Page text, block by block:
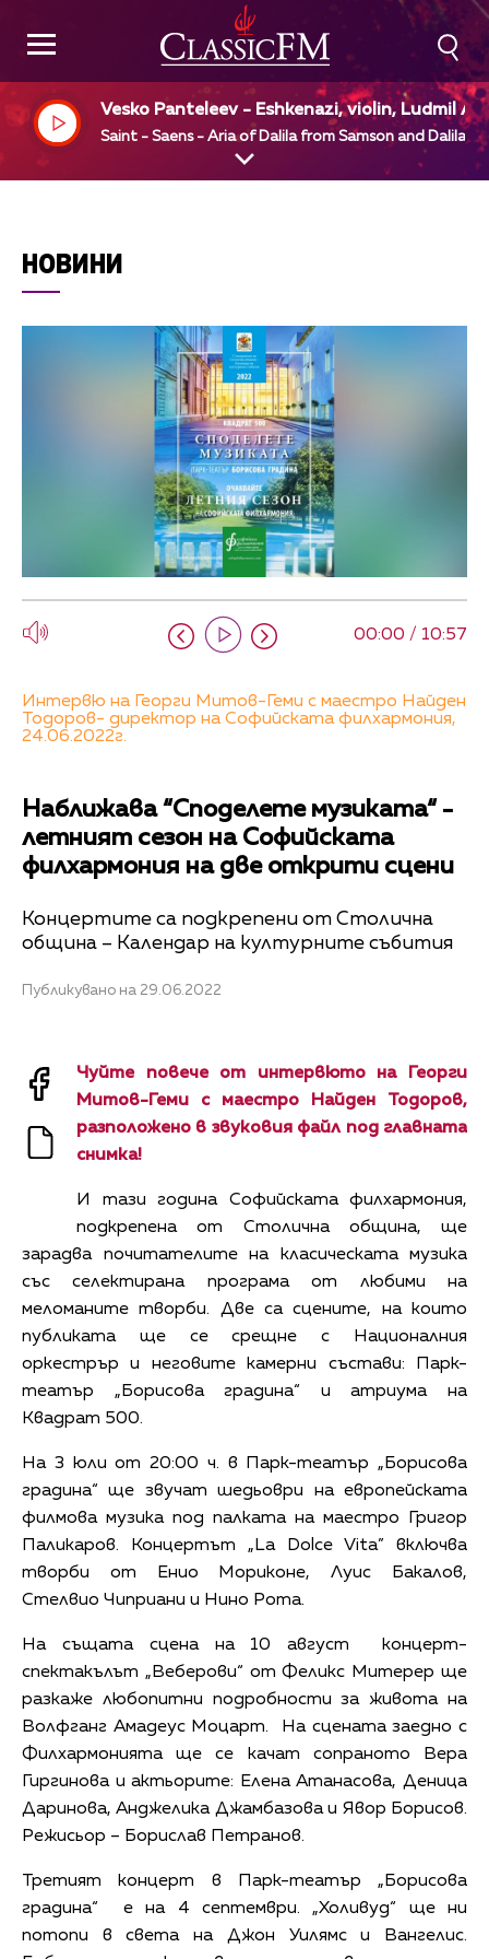
Vesko Panteleev - Eshkenazi, violin, Ludmil
elov, piano
Saint - Saens - Aria of Dalila from Samson and Dalila
НОВИНИ
00:00 / 10:57
Интервю на Георги Митов-Геми с маестро Найден
Тодоров- директор на Софийската филхармония,
24.06.2022г.
Наближава “Споделете музиката“ -
летният сезон на Софийската
филхармония на две открити сцени
Концертите са подкрепени от Столична
община – Календар на културните събития
Публикувано на 29.06.2022
Чуйте повече от интервюто на Георги
Митов-Геми с маестро Найден Тодоров,
разположено в звуковия файл под главната
снимка!
И тази година Софийската филхармония,
подкрепена от Столична община, ще
зарадва почитателите на класическата музика
със селектирана програма от любими на
меломаните творби. Две са сцените, на които
публиката ще се срещне с Националния
оркестрър и неговите камерни състави: Парк-
театър „Борисова градина“ и атриума на
Квадрат 500.
На 3 юли от 20:00 ч. в Парк-театър „Борисова
градина“ ще звучат шедьоври на европейската
филмова музика под палката на маестро Григор
Паликаров. Концертът „La Dolce Vita” включва
творби от Енио Мориконе, Луис Бакалов,
Стелвио Чиприани и Нино Рота.
На същата сцена на 10 август концерт-
спектакълът „Веберови“ от Феликс Митерер ще
разкаже любопитни подробности за живота на
Волфганг Амадеус Моцарт. На сцената заедно с
Филхармонията ще се качат сопраното Вера
Гиргинова и актьорите: Елена Атанасова, Деница
Даринова, Анджелика Джамбазова и Явор Борисов.
Режисьор – Борислав Петранов.
Третият концерт в Парк-театър „Борисова
градина“ е на 4 септември. „Холивуд“ ще ни
потопи в света на Джон Уилямс и Вангелис.